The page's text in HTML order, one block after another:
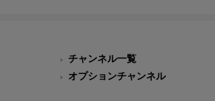
チャンネル一覧
オプションチャンネル